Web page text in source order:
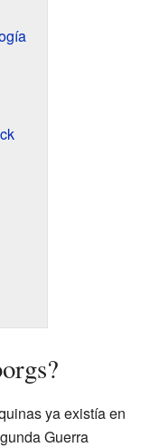
ya existía en
Guerra